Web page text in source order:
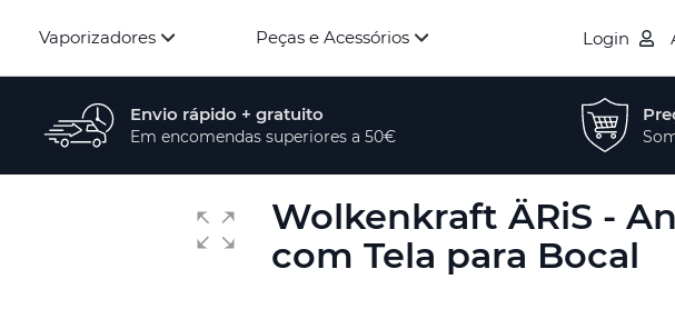
Vaporizadores Peças e Acessórios Login
Envio rápido + gratuito
Em encomendas superiores a 50€
Wolkenkraft ÄRiS -
com Tela para Bocal